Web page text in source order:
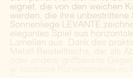
eignet, die von den weichen
werden, die ihre unbestrittene
Sonnenliege LEVANTE
elegantes Spiel aus
Lamellen aus. Dank des
Metall-Beistelltischs, der als